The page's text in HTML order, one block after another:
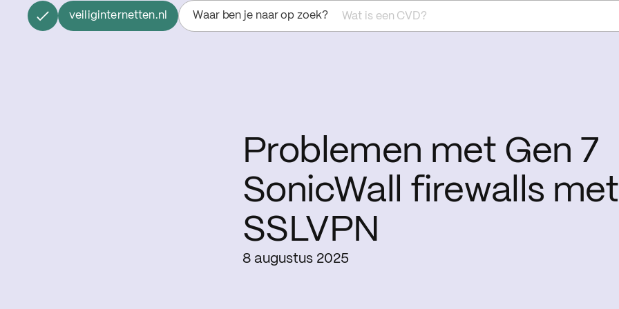
veiliginternetten.nl Waar ben je naar op zoek? Wat is een CVD?
Problemen met Gen 7
SonicWall firewalls met
SSLVPN
8 augustus 2025